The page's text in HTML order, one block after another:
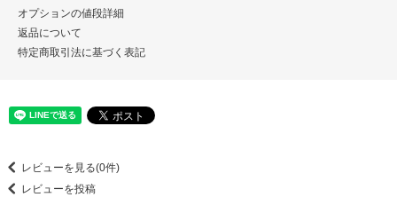
オプションの値段詳細
返品について
特定商取引法に基づく表記
レビューを見る(0件)
レビューを投稿